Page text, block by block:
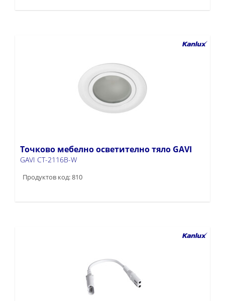
Точково мебелно осветително тяло GAVI
GAVI CT-2116B-W
Продуктов код: 810